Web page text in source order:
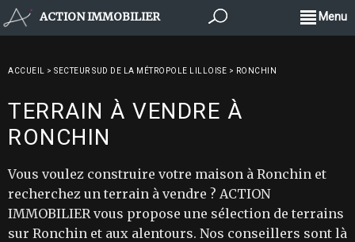
ACTION IMMOBILIER Menu
ACCUEIL > SECTEUR SUD DE LA MÉTROPOLE LILLOISE > RONCHIN
TERRAIN À VENDRE À
RONCHIN
Vous voulez construire votre maison à Ronchin et
recherchez un terrain à vendre ? ACTION
IMMOBILIER vous propose une sélection de terrains
sur Ronchin et aux alentours. Nos conseillers sont là